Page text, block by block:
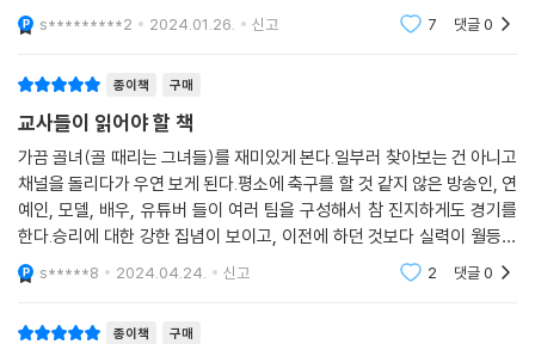
정면으로 반박하며, 목표와 열망을 높이고 기대치를 뛰어넘는 성과를 낼
수 있는 강력한 틀을 제시한다.
“불편을 마주하고 스펀지처럼 흡수하는 불완전주의자가 되라!”
우리 안에 숨은 가능성을 되찾고 키우는 위대하고도 놀라운 방법들
누구나 위대한 성취를 올릴 수 있는 잠재력 훈련이 시작된다
이 책의 구성은 총 세 부분으로 나뉜다. 먼저 1부에서는 우리의 잠재력을
실현하고 멀리 도약하게 만드는 ‘품성 기량’에 대해 알아본다. 품성 기량은
후천적으로 학습 가능한 행동 유형으로, 타고난 자질이나 원칙을 지니는
따라 갈고 닦아 키워나갈 수 있는 역량을 의미한다. 품성을 유지할 기량이
되는 좋은 품성들을 갖출 것. 둘째, 높은 목표를 추구하며 좋은 품성들을 오
s*********2 2024.01.26. 신고 7 댓글0
종이책 구매
교사들이 읽어야 할 책
가끔 골녀(골 때리는 그녀들)를 재미있게 본다.일부러 찾아보는 건 아니고
채널을 돌리다가 우연 보게 된다.평소에 축구를 할 것 같지 않은 방송인, 연
예인, 모델, 배우, 유튜버 들이 여러 팀을 구성해서 참 진지하게도 경기를
한다.승리에 대한 강한 집념이 보이고, 이전에 하던 것보다 실력이 월등하
게 향상되었다는 것이 눈에 보일 정도로 열심이다.각 팀에는 이을용, 하석
주, 김병지
s*****8 2024.04.24. 신고 2 댓글0
종이책 구매